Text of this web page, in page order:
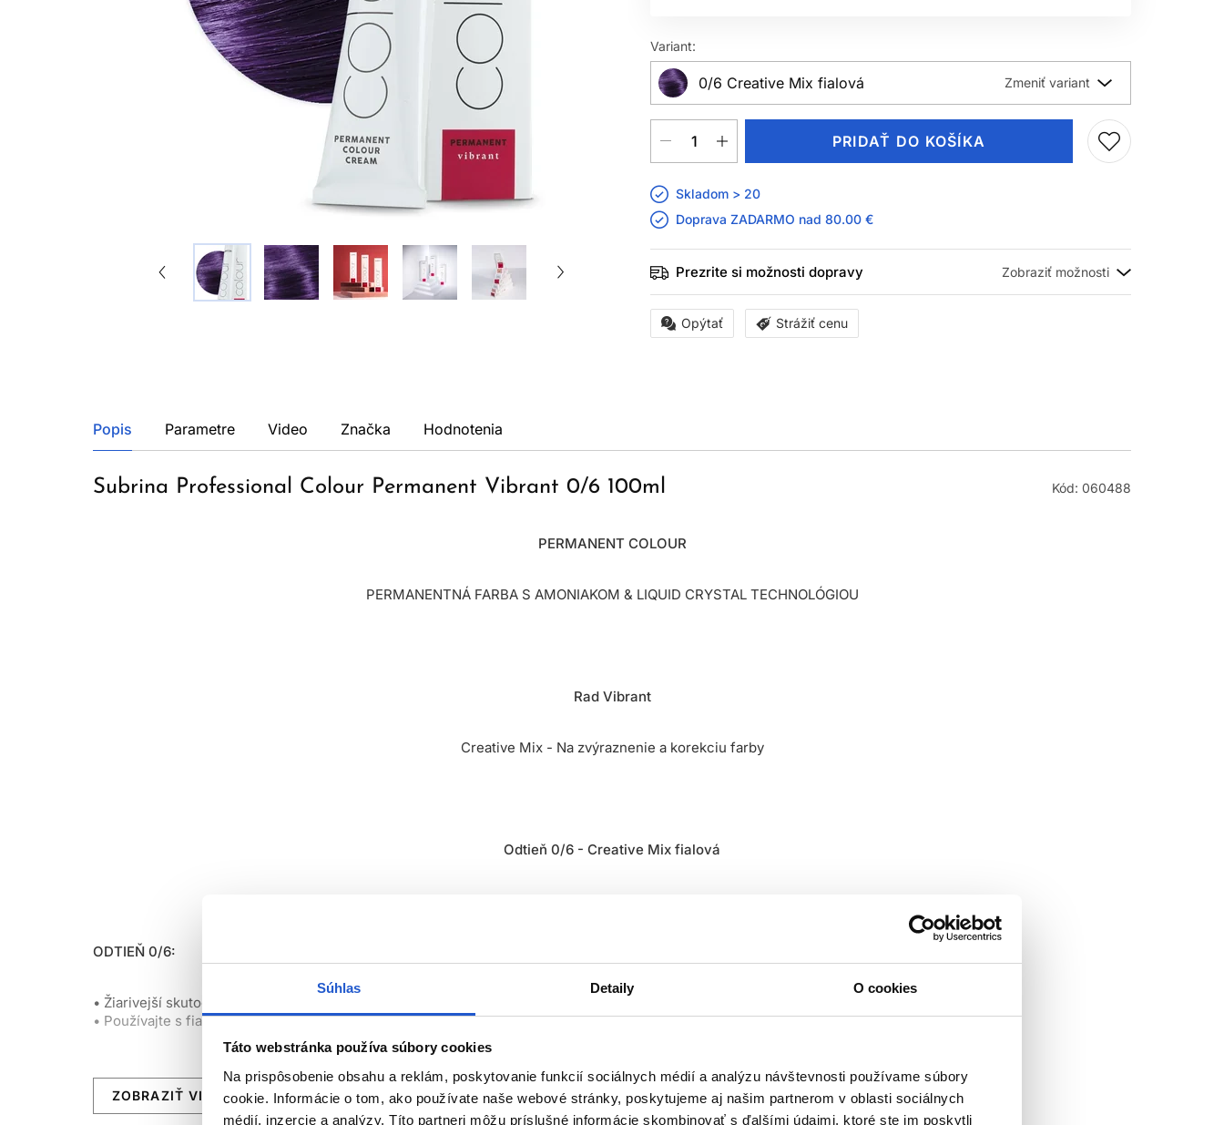
Súhlas Detaily O cookies
Táto webstránka používa súbory cookies
Na prispôsobenie obsahu a reklám, poskytovanie funkcií sociálnych médií a analýzu návštevnosti používame súbory
cookie. Informácie o tom, ako používate naše webové stránky, poskytujeme aj našim partnerom v oblasti sociálnych
médií, inzercie a analýzy. Títo partneri môžu príslušné informácie skombinovať s ďalšími údajmi, ktoré ste im poskytli
Variant:
0/6 Creative Mix fialová
PRIDAŤ DO KOŠÍKA
Skladom > 20
Doprava ZADARMO nad 80.00 €
Prezrite si možnosti dopravy
Opýtať Strážiť cenu
Popis Parametre Video Značka Hodnotenia
Subrina Professional Colour Permanent Vibrant 0/6 100ml Kód: 060488
PERMANENT COLOUR
PERMANENTNÁ FARBA S AMONIAKOM & LIQUID CRYSTAL TECHNOLÓGIOU
Rad Vibrant
Creative Mix - Na zvýraznenie a korekciu farby
Odtieň 0/6 - Creative Mix fialová
ODTIEŇ 0/6:
• Žiarivejší skutočný fialový odtieň
• Používajte s fialovými odtieňmi pre živšie výsledky
ZOBRAZIŤ VIAC